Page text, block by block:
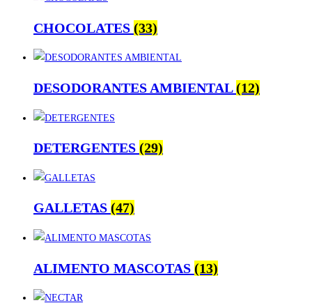
CHOCOLATES (33)
DESODORANTES AMBIENTAL(12)
DETERGENTES (29)
GALLETAS (47)
ALIMENTO MASCOTAS (13)